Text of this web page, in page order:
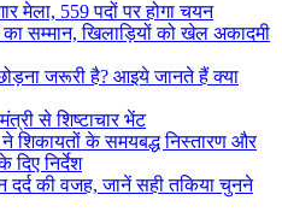
मेला, 559 पदों पर होगा चयन
सम्मान, खिलाड़ियों को खेल अकादमी
जरूरी है? आइये जानते हैं क्या
से शिष्टाचार भेंट
शिकायतों के समयबद्ध निस्तारण और
दिए निर्देश
दर्द की वजह, जानें सही तकिया चुनने